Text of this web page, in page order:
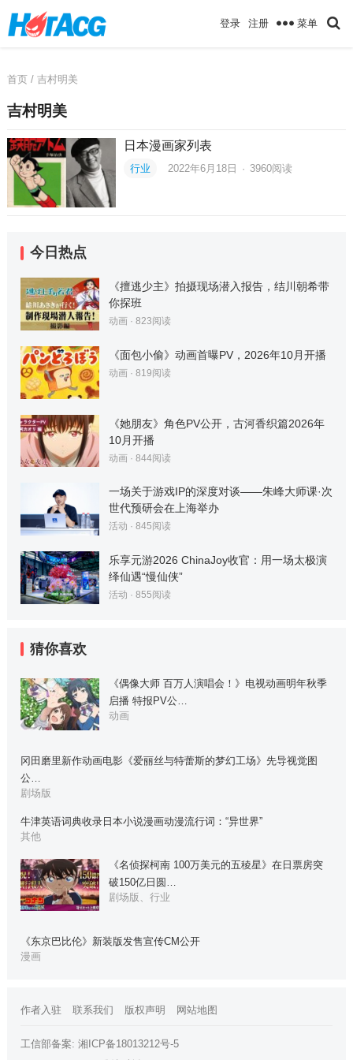
登录 注册 菜单
首页/ 吉村明美
吉村明美
日本漫画家列表
行业 2022年6月18日 · 3960阅读
今日热点
《擅逃少主》拍摄现场潜入报告，结川朝希带
你探班
动画· 823阅读
《面包小偷》动画首曝PV，2026年10月开播
动画· 819阅读
《她朋友》角色PV公开，古河香织篇2026年
10月开播
动画· 844阅读
一场关于游戏IP的深度对谈——朱峰大师课·次
世代预研会在上海举办
活动 · 845阅读
乐享元游2026 ChinaJoy收官：用一场太极演
绎仙遇“慢仙侠”
活动 · 855阅读
猜你喜欢
《偶像大师 百万人演唱会！》电视动画明年秋季
启播 特报PV公…
动画
冈田磨里新作动画电影《爱丽丝与特蕾斯的梦幻工场》先导视觉图
公…
剧场版
牛津英语词典收录日本小说漫画动漫流行词：“异世界”
其他
《名侦探柯南 100万美元的五稜星》在日票房突
破150亿日圆…
剧场版、行业
《东京巴比伦》新装版发售宣传CM公开
漫画
作者入驻 联系我们 版权声明 网站地图
工信部备案: 湘ICP备18013212号-5